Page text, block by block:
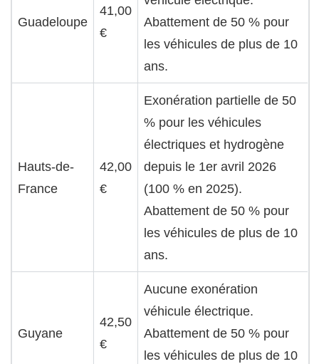
Guadeloupe
41,00
€
Abattement de 50 % pour
les véhicules de plus de 10
ans.
Hauts-de-
France
42,00
€
Exonération partielle de 50
% pour les véhicules
électriques et hydrogène
depuis le 1er avril 2026
(100 % en 2025).
Abattement de 50 % pour
les véhicules de plus de 10
ans.
Guyane
42,50
€
Aucune exonération
véhicule électrique.
Abattement de 50 % pour
les véhicules de plus de 10